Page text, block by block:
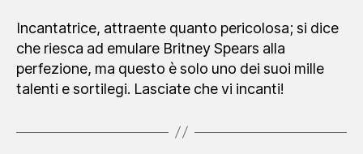
Incantatrice, attraente quanto pericolosa; si dice
che riesca ad emulare Britney Spears alla
perfezione, ma questo è solo uno dei suoi mille
talenti e sortilegi. Lasciate che vi incanti!